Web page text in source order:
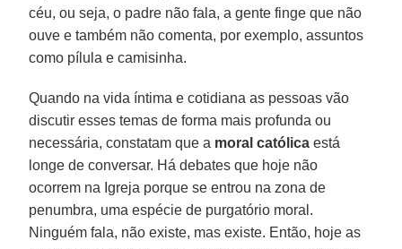
céu, ou seja, o padre não fala, a gente finge que não
ouve e também não comenta, por exemplo, assuntos
como pílula e camisinha.
Quando na vida íntima e cotidiana as pessoas vão
discutir esses temas de forma mais profunda ou
necessária, constatam que a moral católica está
longe de conversar. Há debates que hoje não
ocorrem na Igreja porque se entrou na zona de
penumbra, uma espécie de purgatório moral.
Ninguém fala, não existe, mas existe. Então, hoje as